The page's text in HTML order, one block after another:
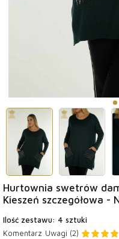
Hurtownia swetrów
Kieszeń szczegółowa -
Ilość zestawu: 4 sztuki
Komentarz Uwagi (2)